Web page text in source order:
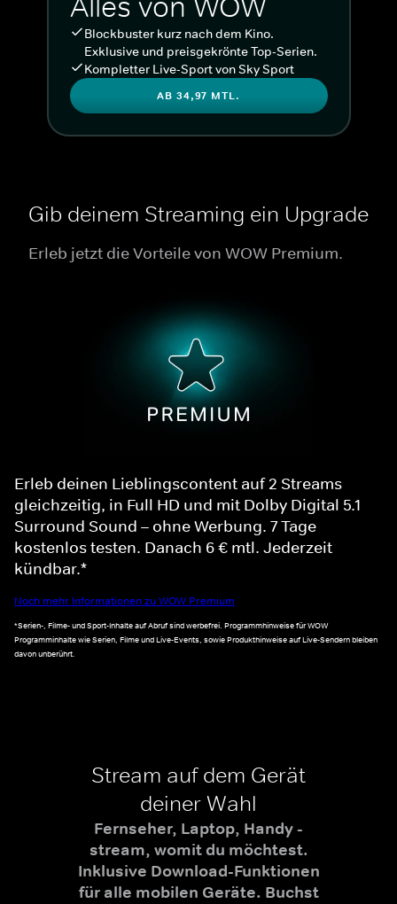
Alles von WOW
Blockbuster kurz nach dem Kino.
Exklusive und preisgekrönte Top-Serien.
Kompletter Live-Sport von Sky Sport
AB 34,97 MTL.
Gib deinem Streaming ein Upgrade
Erleb jetzt die Vorteile von WOW Premium.
Erleb deinen Lieblingscontent auf 2 Streams
gleichzeitig, in Full HD und mit Dolby Digital 5.1
Surround Sound – ohne Werbung. 7 Tage
kostenlos testen. Danach 6 € mtl. Jederzeit
kündbar.*
Noch mehr Informationen zu WOW Premium
*Serien-, Filme- und Sport-Inhalte auf Abruf sind werbefrei. Programmhinweise für WOW
Programminhalte wie Serien, Filme und Live-Events, sowie Produkthinweise auf Live-Sendern bleiben
davon unberührt.
Stream auf dem Gerät
deiner Wahl
Fernseher, Laptop, Handy -
stream, womit du möchtest.
Inklusive Download-Funktionen
für alle mobilen Geräte. Buchst